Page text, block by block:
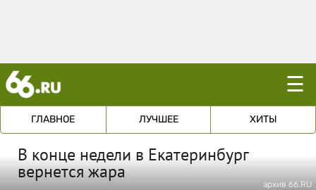
☰
ГЛАВНОЕ ЛУЧШЕЕ ХИТЫ
В конце недели в Екатеринбург
вернется жара
архив 66.RU